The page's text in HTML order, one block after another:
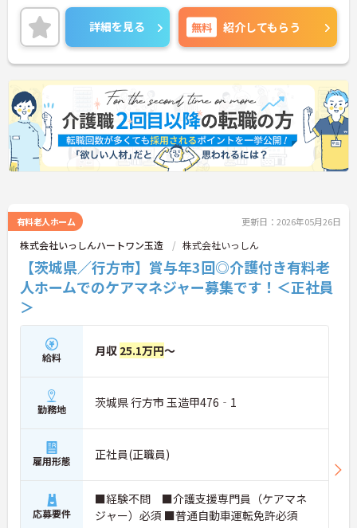
詳細を見る 無料 紹介してもらう
有料老人ホーム 更新日：2026年05月26日
株式会社いっしんハートワン玉造 株式会社いっしん
【茨城県／行方市】賞与年3回◎介護付き有料老
人ホームでのケアマネジャー募集です！＜正社員
＞
給料 月収 25.1万円～
勤務地 茨城県 行方市 玉造甲476‐1
雇用形態 正社員(正職員)
応募要件
■経験不問 ■介護支援専門員（ケアマネ
ジャー）必須 ■普通自動車運転免許必須